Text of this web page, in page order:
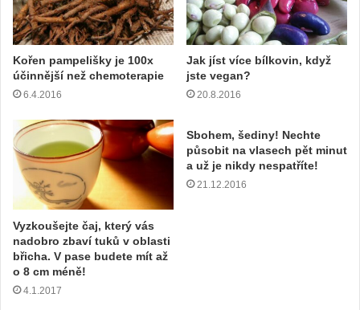
Kořen pampelišky je 100x
účinnější než chemoterapie
6.4.2016
Jak jíst více bílkovin, když
jste vegan?
20.8.2016
Vyzkoušejte čaj, který vás
nadobro zbaví tuků v oblasti
břicha. V pase budete mít až
o 8 cm méně!
4.1.2017
Sbohem, šediny! Nechte
působit na vlasech pět minut
a už je nikdy nespatříte!
21.12.2016